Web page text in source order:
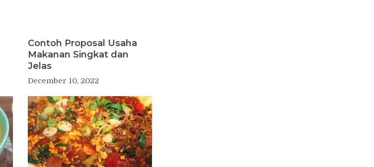
Contoh Proposal Usaha
Makanan Singkat dan
Jelas
December 10, 2022